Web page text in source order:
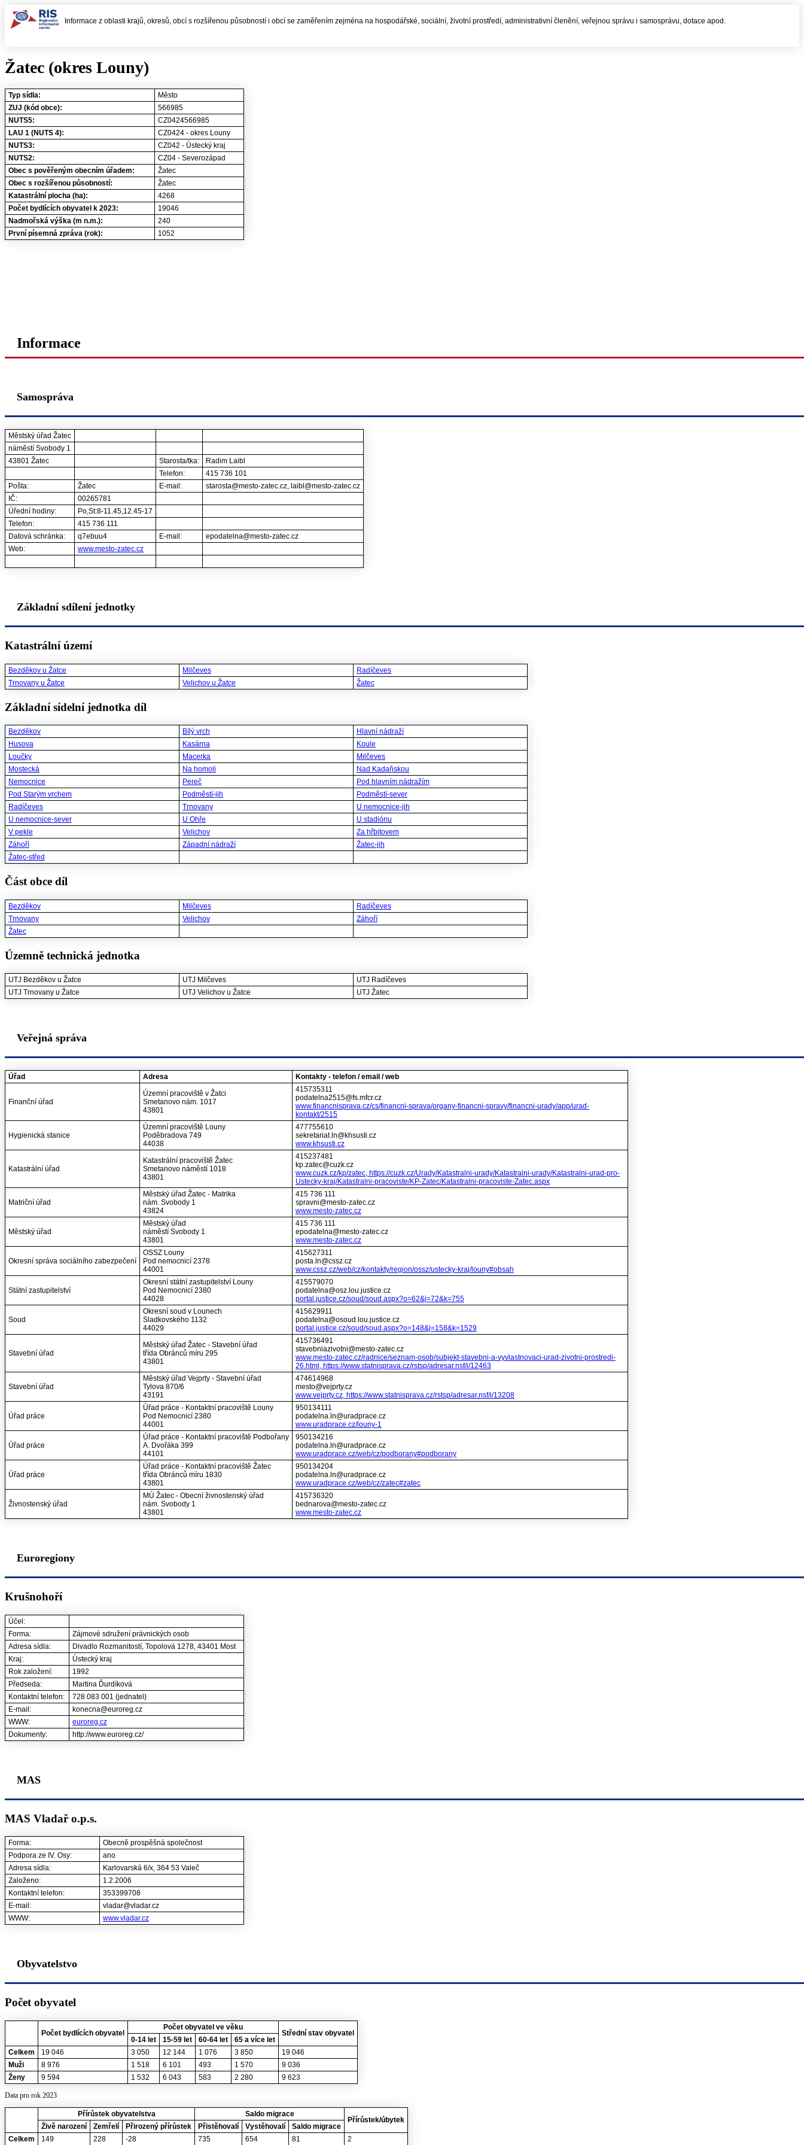
Informace z oblasti krajů, okresů, obcí s rozšířenou působností i obcí se zaměřením zejména na hospodářské, sociální, životní prostředí, administrativní členění, veřejnou správu i samosprávu, dotace apod.
Žatec (okres Louny)
Typ sídla:
Město
ZUJ (kód obce):
566985
NUTS5:
CZ0424566985
LAU 1 (NUTS 4):
CZ0424 - okres Louny
NUTS3:
CZ042 - Ústecký kraj
NUTS2:
CZ04 - Severozápad
Obec s pověřeným obecním úřadem:
Žatec
Obec s rozšířenou působností:
Žatec
Katastrální plocha (ha):
4268
Počet bydlících obyvatel k 2023:
19046
Nadmořská výška (m n.m.):
240
První písemná zpráva (rok):
1052
Informace
Samospráva
Městský úřad Žatec
náměstí Svobody 1
43801 Žatec
Starosta/tka:
Radim Laibl
Telefon:
415 736 101
Pošta:
Žatec E-mail:
starosta@mesto-zatec.cz, laibl@mesto-zatec.cz
IČ:
00265781
Úřední hodiny:
Po,St:8-11.45,12.45-17
Telefon:
415 736 111
Datová schránka:
q7ebuu4 E-mail:
epodatelna@mesto-zatec.cz
Web:
www.mesto-zatec.cz
Základní sdílení jednotky
Katastrální území
Bezděkov u Žatce Milčeves
Radíčeves
Trnovany u Žatce
Velichov u Žatce Žatec
Základní sídelní jednotka díl
Bezděkov Bílý vrch
Hlavní nádraží
Husova
Kasárna
Koule
Loučky
Macerka
Milčeves
Mostecká
Na homoli
Nad Kadaňskou
Nemocnice
Pereč
Pod hlavním nádražím
Pod Starým vrchem
Podměstí-jih
Podměstí-sever
Radíčeves
Trnovany
U nemocnice-jih
U nemocnice-sever
U Ohře
U stadiónu
V pekle
Velichov
Za hřbitovem
Záhoří
Západní nádraží
Žatec-jih
Žatec-střed
Část obce díl
Bezděkov Milčeves
Radíčeves
Trnovany
Velichov
Záhoří
Žatec
Územně technická jednotka
UTJ Bezděkov u Žatce UTJ Milčeves
UTJ Radíčeves
UTJ Trnovany u Žatce
UTJ Velichov u Žatce UTJ Žatec
Veřejná správa
Úřad Adresa Kontakty - telefon / email / web
Finanční úřad
Územní pracoviště v Žatci
Smetanovo nám. 1017
43801
415735311
podatelna2515@fs.mfcr.cz
www.financnisprava.cz/cs/financni-sprava/organy-financni-spravy/financni-urady/app/urad-
kontakt/2515
Hygienická stanice
Územní pracoviště Louny
Poděbradova 749
44038
477755610
sekretariat.ln@khsusti.cz
www.khsusti.cz
Katastrální úřad
Katastrální pracoviště Žatec
Smetanovo náměstí 1018
43801
415237481
kp.zatec@cuzk.cz
www.cuzk.cz/kp/zatec, https://cuzk.cz/Urady/Katastralni-urady/Katastralni-urady/Katastralni-urad-pro-
Ustecky-kraj/Katastralni-pracoviste/KP-Zatec/Katastralni-pracoviste-Zatec.aspx
Matriční úřad
Městský úřad Žatec - Matrika
nám. Svobody 1
43824
415 736 111
spravni@mesto-zatec.cz
www.mesto-zatec.cz
Městský úřad
Městský úřad
náměstí Svobody 1
43801
415 736 111
epodatelna@mesto-zatec.cz
www.mesto-zatec.cz
Okresní správa sociálního zabezpečení
OSSZ Louny
Pod nemocnicí 2378
44001
415627311
posta.ln@cssz.cz
www.cssz.cz/web/cz/kontakty/region/ossz/ustecky-kraj/louny#obsah
Státní zastupitelství
Okresní státní zastupitelství Louny
Pod Nemocnicí 2380
44028
415579070
podatelna@osz.lou.justice.cz
portal.justice.cz/soud/soud.aspx?o=62&j=72&k=755
Soud
Okresní soud v Lounech
Sladkovského 1132
44029
415629911
podatelna@osoud.lou.justice.cz
portal.justice.cz/soud/soud.aspx?o=148&j=158&k=1529
Stavební úřad
Městský úřad Žatec - Stavební úřad
třída Obránců míru 295
43801
415736491
stavebniazivotni@mesto-zatec.cz
www.mesto-zatec.cz/radnice/seznam-osob/subjekt-stavebni-a-vyvlastnovaci-urad-zivotni-prostredi-
26.html, https://www.statnisprava.cz/rstsp/adresar.nsf/i/12463
Stavební úřad
Městský úřad Vejprty - Stavební úřad
Tylova 870/6
43191
474614968
mesto@vejprty.cz
www.vejprty.cz, https://www.statnisprava.cz/rstsp/adresar.nsf/i/13208
Úřad práce
Úřad práce - Kontaktní pracoviště Louny
Pod Nemocnicí 2380
44001
950134111
podatelna.ln@uradprace.cz
www.uradprace.cz/louny-1
Úřad práce
Úřad práce - Kontaktní pracoviště Podbořany
A. Dvořáka 399
44101
950134216
podatelna.ln@uradprace.cz
www.uradprace.cz/web/cz/podborany#podborany
Úřad práce
Úřad práce - Kontaktní pracoviště Žatec
třída Obránců míru 1830
43801
950134204
podatelna.ln@uradprace.cz
www.uradprace.cz/web/cz/zatec#zatec
Živnostenský úřad
MÚ Žatec - Obecní živnostenský úřad
nám. Svobody 1
43801
415736320
bednarova@mesto-zatec.cz
www.mesto-zatec.cz
Euroregiony
Krušnohoří
Účel:
Forma:
Zájmové sdružení právnických osob
Adresa sídla:
Divadlo Rozmanitostí, Topolová 1278, 43401 Most
Kraj:
Ústecký kraj
Rok založení:
1992
Předseda:
Martina Ďurdíková
Kontaktní telefon:
728 083 001 (jednatel)
E-mail:
konecna@euroreg.cz
WWW:
euroreg.cz
Dokumenty:
http://www.euroreg.cz/
MAS
MAS Vladař o.p.s.
Forma:
Obecně prospěšná společnost
Podpora ze IV. Osy:
ano
Adresa sídla:
Karlovarská 6/x, 364 53 Valeč
Založeno:
1.2.2006
Kontaktní telefon:
353399708
E-mail:
vladar@vladar.cz
WWW:
www.vladar.cz
Obyvatelstvo
Počet obyvatel
Počet bydlících obyvatel
Počet obyvatel ve věku
Střední stav obyvatel
0-14 let 15-59 let 60-64 let
65 a více let
Celkem
19 046 3 050 12 144 1 076 3 850
19 046
Muži
8 976 1 518 6 101 493 1 570
9 036
Ženy
9 594 1 532 6 043 583 2 280 9 623
Data pro rok 2023
Přírůstek obyvatelstva Saldo migrace
Přírůstek/úbytek
Živě narození Zemřelí Přirozený přírůstek Přistěhovalí Vystěhovalí
Saldo migrace
Celkem
149 228 -28 735 654 81 2